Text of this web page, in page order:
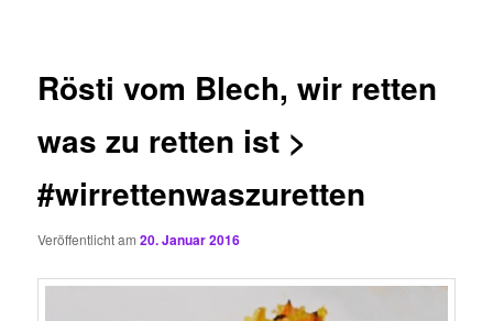
Rösti vom Blech, wir retten
was zu retten ist >
#wirrettenwaszuretten
Veröffentlicht am20. Januar 2016